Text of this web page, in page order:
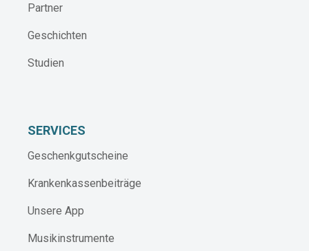
Partner
Geschichten
Studien
SERVICES
Geschenkgutscheine
Krankenkassenbeiträge
Unsere App
Musikinstrumente